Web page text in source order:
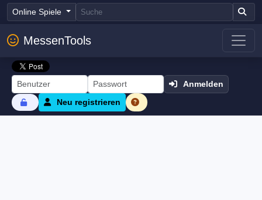
Online Spiele
MessenTools
Anmelden
Neu registrieren